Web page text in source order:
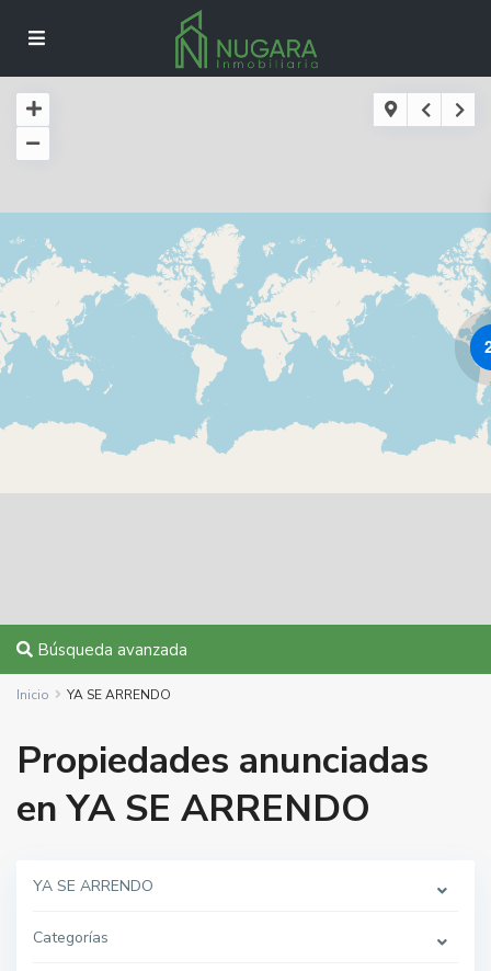
Búsqueda avanzada
Inicio YA SE ARRENDO
Propiedades anunciadas
en YA SE ARRENDO
YA SE ARRENDO
Categorías